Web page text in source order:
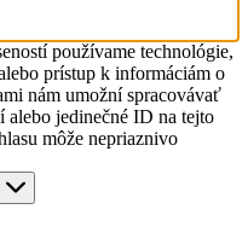
používame technológie,
prístup k informáciám o
nám umožní spracovávať
alebo jedinečné ID na tejto
môže nepriaznivo